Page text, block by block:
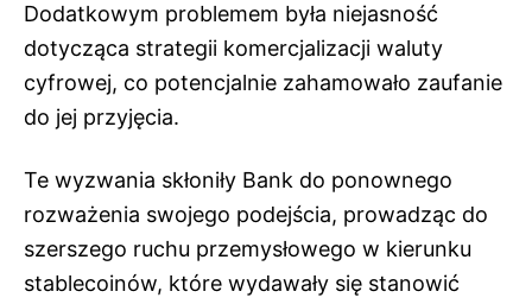
Dodatkowym problemem była niejasność
dotycząca strategii komercjalizacji waluty
cyfrowej, co potencjalnie zahamowało zaufanie
do jej przyjęcia.
Te wyzwania skłoniły Bank do ponownego
rozważenia swojego podejścia, prowadząc do
szerszego ruchu przemysłowego w kierunku
stablecoinów, które wydawały się stanowić